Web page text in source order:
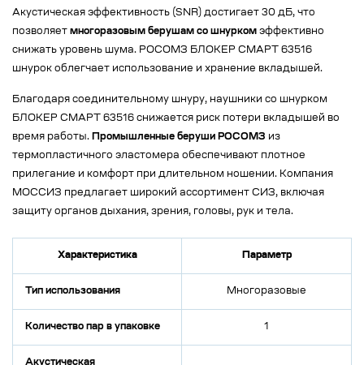
Акустическая эффективность (SNR) достигает 30 дБ, что
позволяет многоразовым берушам со шнурком эффективно
снижать уровень шума. РОСОМЗ БЛОКЕР СМАРТ 63516
шнурок облегчает использование и хранение вкладышей.
Благодаря соединительному шнуру, наушники со шнурком
БЛОКЕР СМАРТ 63516 снижается риск потери вкладышей во
время работы. Промышленные беруши РОСОМЗ из
термопластичного эластомера обеспечивают плотное
прилегание и комфорт при длительном ношении. Компания
МОССИЗ предлагает широкий ассортимент СИЗ, включая
защиту органов дыхания, зрения, головы, рук и тела.
Характеристика Параметр
Тип использования Многоразовые
Количество пар в упаковке 1
Акустическая